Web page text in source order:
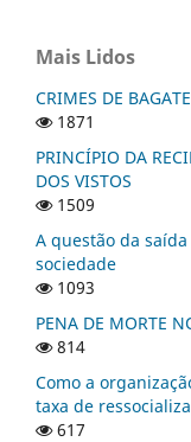
Mais Lidos
CRIMES DE
1871
PRINCÍPIO DA
DOS VISTOS
1509
A questão da
sociedade
1093
PENA DE MORTE
814
Como a
taxa de
617